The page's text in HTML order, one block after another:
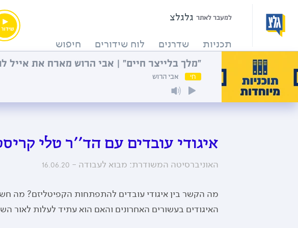
למעבר לאתר גלגלצ
תכניות
שדרנים לוח שידורים חיפוש
חי אבי הרוש
איגודי עובדים עם הד''ר טלי
האוניברסיטה המשודרת: מבוא לעבודה - 16.06.20
מה הקשר בין איגודי עובדים להתפתחות הקפיטליזם? מה
האיגודים בעשורים האחרונים והאם הוא עתיד לעלות לאור